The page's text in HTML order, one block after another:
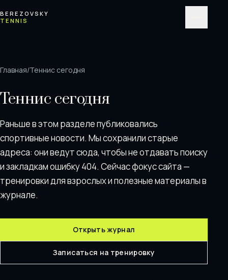
BEREZOVSKY
TENNIS
Главная/Теннис сегодня
Теннис сегодня
Раньше в этом разделе публиковались
спортивные новости. Мы сохранили старые
адреса: они ведут сюда, чтобы не отдавать поискy
и закладкам ошибку 404. Сейчас фокус сайта —
тренировки для взрослых и полезные материалы в
журнале.
Открыть журнал
Записаться на тренировку